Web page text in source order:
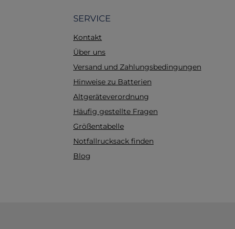
enthalten. Diese muss bei
SERVICE
Kontakt
Über uns
Versand und Zahlungsbedingungen
Hinweise zu Batterien
Altgeräteverordnung
Häufig gestellte Fragen
Größentabelle
Notfallrucksack finden
Blog